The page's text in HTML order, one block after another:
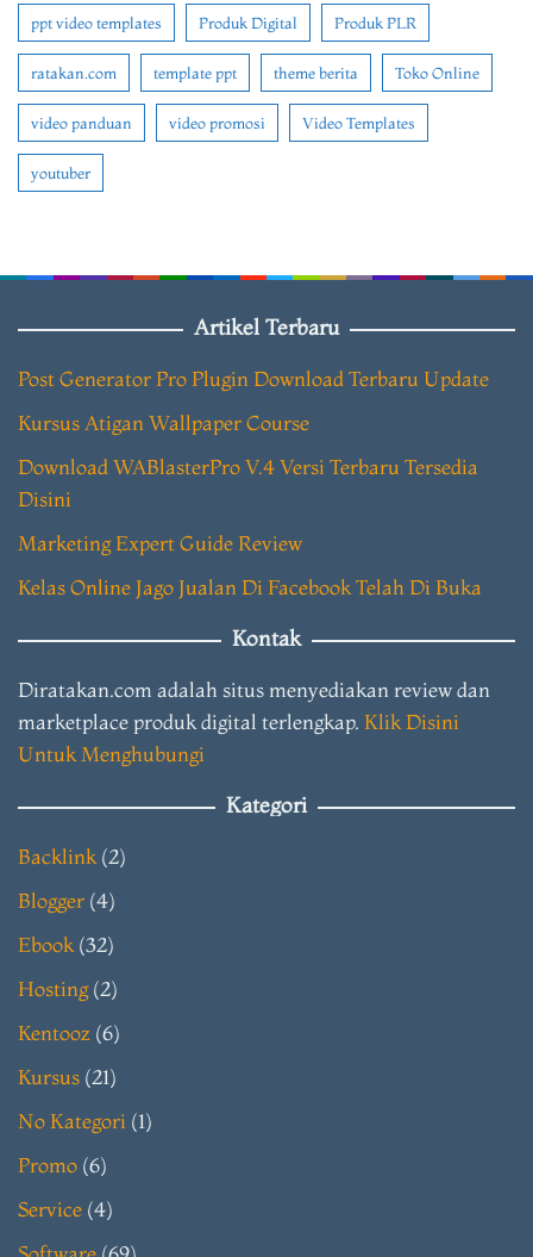
ppt video templates Produk Digital Produk PLR
ratakan.com template ppt theme berita Toko Online
video panduan video promosi Video Templates
youtuber
Artikel Terbaru
Post Generator Pro Plugin Download Terbaru Update
Kursus Atigan Wallpaper Course
Download WABlasterPro V.4 Versi Terbaru Tersedia
Disini
Marketing Expert Guide Review
Kelas Online Jago Jualan Di Facebook Telah Di Buka
Kontak
Diratakan.com adalah situs menyediakan review dan
marketplace produk digital terlengkap. Klik Disini
Untuk Menghubungi
Kategori
Backlink (2)
Blogger (4)
Ebook (32)
Hosting(2)
Kentooz (6)
Kursus (21)
No Kategori (1)
Promo (6)
Service (4)